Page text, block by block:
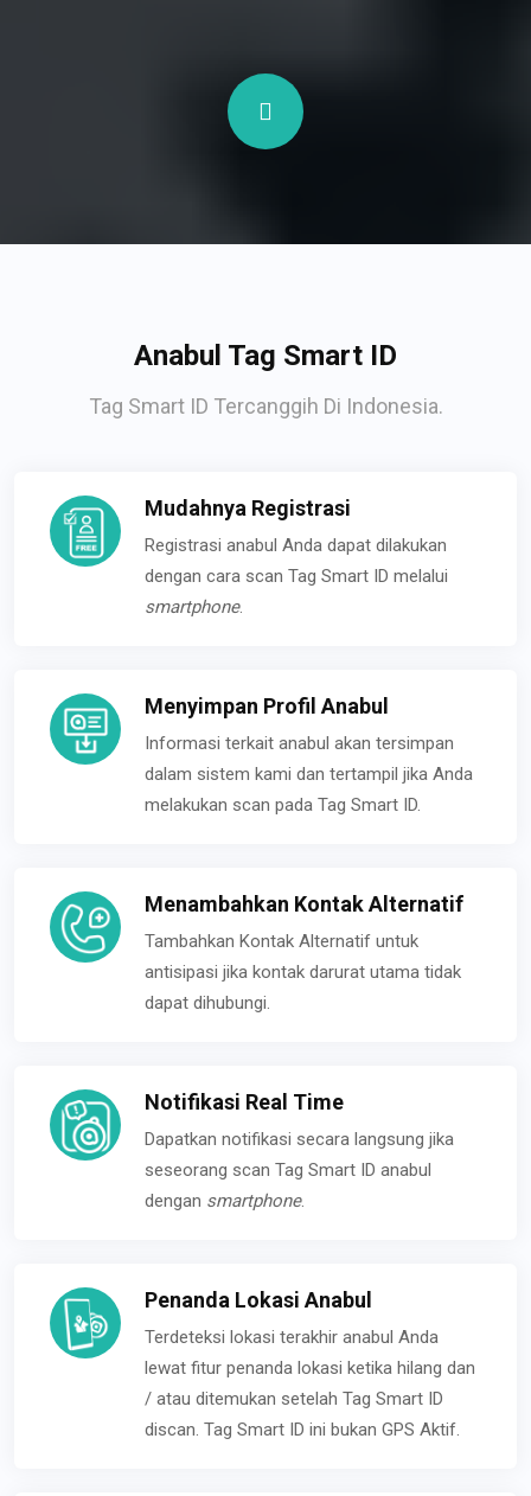
Anabul Tag Smart ID
Tag Smart ID Tercanggih Di Indonesia.
Mudahnya Registrasi
Registrasi anabul Anda dapat dilakukan
dengan cara scan Tag Smart ID melalui
smartphone.
Menyimpan Profil Anabul
Informasi terkait anabul akan tersimpan
dalam sistem kami dan tertampil jika Anda
melakukan scan pada Tag Smart ID.
Menambahkan Kontak Alternatif
Tambahkan Kontak Alternatif untuk
antisipasi jika kontak darurat utama tidak
dapat dihubungi.
Notifikasi Real Time
Dapatkan notifikasi secara langsung jika
seseorang scan Tag Smart ID anabul
dengan smartphone.
Penanda Lokasi Anabul
Terdeteksi lokasi terakhir anabul Anda
lewat fitur penanda lokasi ketika hilang dan
/ atau ditemukan setelah Tag Smart ID
discan. Tag Smart ID ini bukan GPS Aktif.